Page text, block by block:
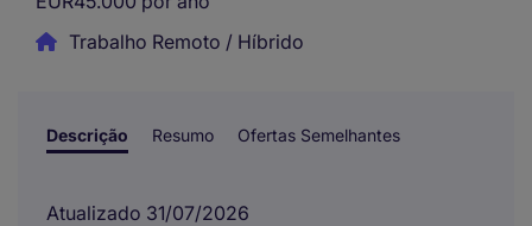
Trabalho Remoto / Híbrido
Descrição Resumo Ofertas Semelhantes
Atualizado 31/07/2026